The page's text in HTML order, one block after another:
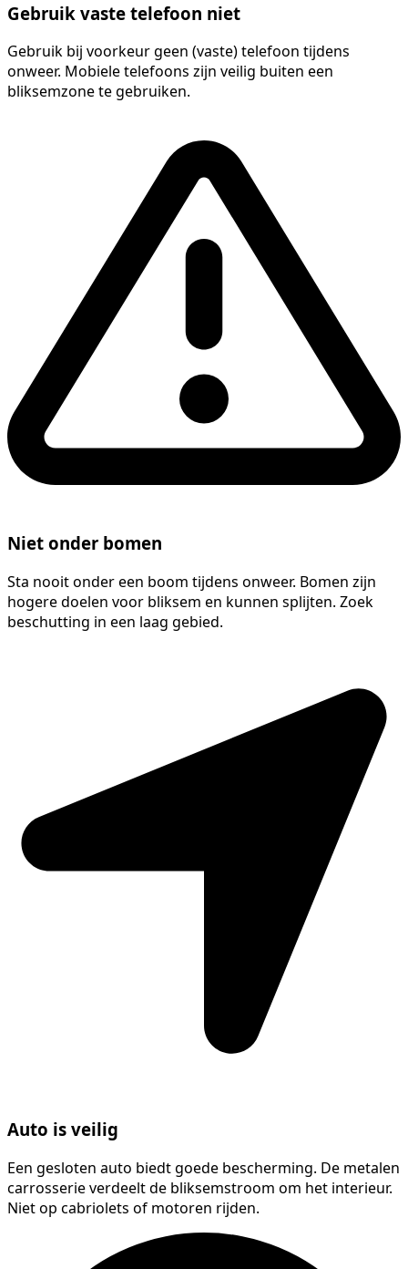
Gebruik vaste telefoon niet
Gebruik bij voorkeur geen (vaste) telefoon tijdens
onweer. Mobiele telefoons zijn veilig buiten een
bliksemzone te gebruiken.
Niet onder bomen
Sta nooit onder een boom tijdens onweer. Bomen zijn
hogere doelen voor bliksem en kunnen splijten. Zoek
beschutting in een laag gebied.
Auto is veilig
Een gesloten auto biedt goede bescherming. De metalen
carrosserie verdeelt de bliksemstroom om het interieur.
Niet op cabriolets of motoren rijden.